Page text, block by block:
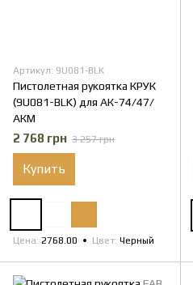
Артикул: 9U081-BLK
Пистолетная рукоятка КРУК
(9U081-BLK) для АК-74/47/
АКМ
2 768 грн 3 257 грн
Купить
Цена 2768.00 Цвет Черный